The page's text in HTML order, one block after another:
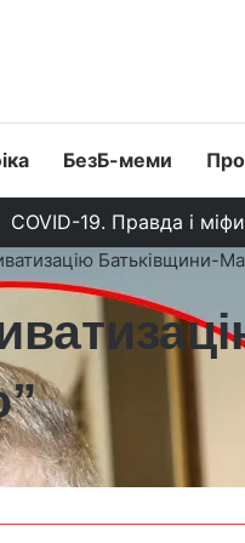
БезБ-меми
COVID-19. Правда і міфи
Батьківщини-